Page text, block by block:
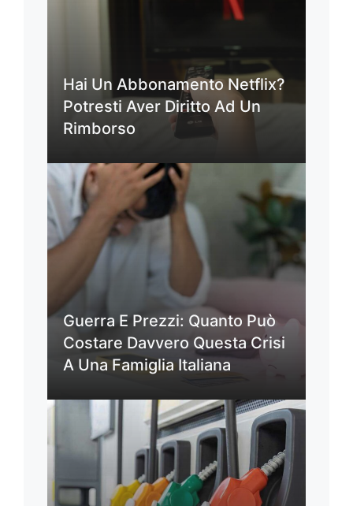
Hai Un Abbonamento Netflix?
Potresti Aver Diritto Ad Un
Rimborso
Guerra E Prezzi: Quanto Può
Costare Davvero Questa Crisi
A Una Famiglia Italiana